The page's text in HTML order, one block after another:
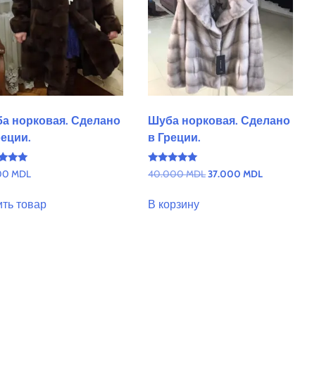
норковая. Сделано
MDL
товар
Шуба норковая. Сделано
в Греции.
Оценка
5.00
40.000MDL Первоначальная
37.000MDL
В корзину